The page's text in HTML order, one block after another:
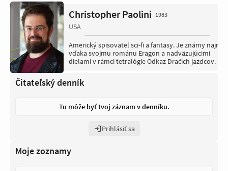
Christopher Paolini 1983
USA
Americký spisovateľ sci-fi a fantasy. Je známy najmä
vďaka svojmu románu Eragon a nadväzujúcimi
dielami v rámci tetralógie Odkaz Dračích jazdcov.
Čitateľský denník
Tu môže byť tvoj záznam v denníku.
Prihlásiť sa
Moje zoznamy